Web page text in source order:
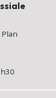
Plan